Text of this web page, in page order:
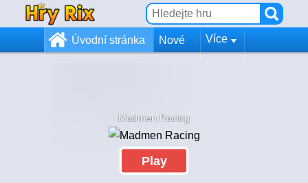
Úvodní stránka Nové Více
Madmen Racing
Play